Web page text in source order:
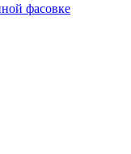
фасовке